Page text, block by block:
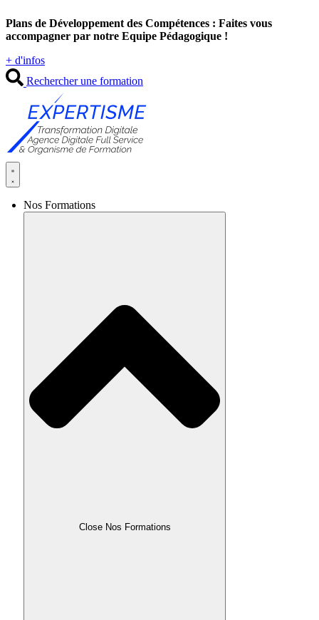
au
contenu
Plans de Développement des Compétences : Faites vous
accompagner par notre Equipe Pédagogique !
+ d'infos
Rechercher une formation
Nos Formations
Close Nos Formations